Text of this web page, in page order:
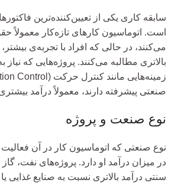
سابقه کاری یکی از تعیین‌کننده‌ترین
است. اتوماسیون کارهای تازه‌کار معمولاً
می‌کنند، در حالی که افراد با تجربه‌ی
بالاتری مطالبه می‌کنند. پروژه‌هایی که نیاز
صنعتی پیشرفته دارند، معمولاً درآمد
نوع صنعت و پروژه
نوع صنعتی که اتوماسیون کار در آن
در میزان درآمد او دارد. پروژه‌های نفت،
سنتی درآمد بالاتری نسبت به صنایع غذایی